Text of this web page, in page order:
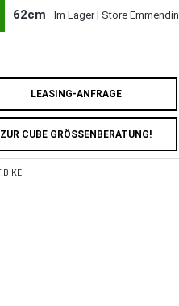
62cm Im Lager | Store
LEASING-ANFRAGE
ZUR CUBE GRÖSSENBERATUNG!